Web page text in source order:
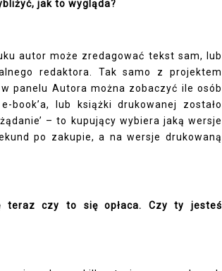
jak to wygląda?
autor może zredagować tekst sam, lub
redaktora. Tak samo z projektem
panelu Autora można zobaczyć ile osób
lub książki drukowanej zostało
– to kupujący wybiera jaką wersje
po zakupie, a na wersje drukowaną
teraz czy to się opłaca. Czy ty jesteś